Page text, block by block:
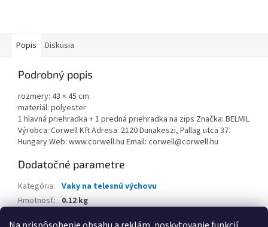
Popis Diskusia
Podrobný popis
rozmery: 43 × 45 cm
materiál: polyester
1 hlavná priehradka + 1 predná priehradka na zips Značka: BELMIL
Výrobca: Corwell Kft Adresa: 2120 Dunakeszi, Pallag utca 37.
Hungary Web: www.corwell.hu Email: corwell@corwell.hu
Dodatočné parametre
Kategória: Vaky na telesnú výchovu
Hmotnosť: 0.12 kg